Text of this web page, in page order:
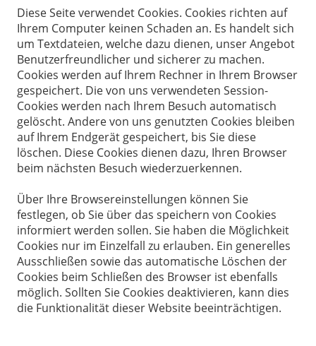
Diese Seite verwendet Cookies. Cookies richten auf
Ihrem Computer keinen Schaden an. Es handelt sich
um Textdateien, welche dazu dienen, unser Angebot
Benutzerfreundlicher und sicherer zu machen.
Cookies werden auf Ihrem Rechner in Ihrem Browser
gespeichert. Die von uns verwendeten Session-
Cookies werden nach Ihrem Besuch automatisch
gelöscht. Andere von uns genutzten Cookies bleiben
auf Ihrem Endgerät gespeichert, bis Sie diese
löschen. Diese Cookies dienen dazu, Ihren Browser
beim nächsten Besuch wiederzuerkennen.
Über Ihre Browsereinstellungen können Sie
festlegen, ob Sie über das speichern von Cookies
informiert werden sollen. Sie haben die Möglichkeit
Cookies nur im Einzelfall zu erlauben. Ein generelles
Ausschließen sowie das automatische Löschen der
Cookies beim Schließen des Browser ist ebenfalls
möglich. Sollten Sie Cookies deaktivieren, kann dies
die Funktionalität dieser Website beeinträchtigen.